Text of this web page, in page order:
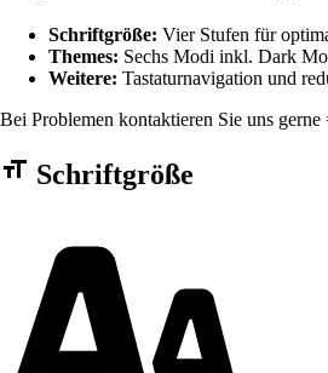
Schriftgröße: Vier Stufen für
Themes: Sechs Modi inkl. Dark
Weitere: Tastaturnavigation und
Bei Problemen kontaktieren Sie uns gerne
Barrierefreiheit
Schriftgröße